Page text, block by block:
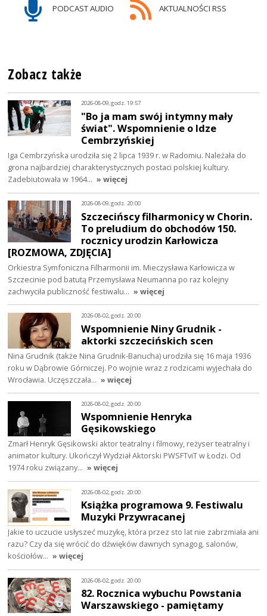
PODCAST AUDIO AKTUALNOŚCI RSS
Zobacz także
2026-08-09, godz. 19:57
"Bo ja mam swój intymny mały
świat". Wspomnienie o Idze
Cembrzyńskiej
Iga Cembrzyńska urodziła się 2 lipca 1939 r. w Radomiu. Należała do
grona najbardziej charakterystycznych postaci polskiej kultury.
Zadebiutowała w 1964… » więcej
2026-08-09, godz. 20:00
Szczecińscy filharmonicy w Chorin.
To preludium do obchodów 150.
rocznicy urodzin Karłowicza
[ROZMOWA, ZDJĘCIA]
Orkiestra Symfoniczna Filharmonii im. Mieczysława Karłowicza w
Szczecinie pod batutą Przemysława Neumanna po raz kolejny
zachwyciła publiczność festiwalu… » więcej
2026-08-02, godz. 20:00
Wspomnienie Niny Grudnik -
aktorki szczecińskich scen
Nina Grudnik (także Nina Grudnik-Banucha) urodziła się 16 maja 1936
roku w Dąbrowie Górniczej. Po wojnie wraz z rodzicami wyjechała do
Wrocławia. Uczęszczała… » więcej
2026-08-02, godz. 20:00
Wspomnienie Henryka
Gęsikowskiego
Zmarł Henryk Gęsikowski aktor teatralny i filmowy, reżyser teatralny i
animator kultury. Ukończył Wydział Aktorski PWSFTviT w Łodzi. Od
1974 roku związany… » więcej
2026-08-02, godz. 20:00
Książka programowa 9. Festiwalu
Muzyki Przywracanej
Jakie to uczucie usłyszeć muzykę, która przez sto lat nie zabrzmiała ani
razu? Czy da się wrócić do dźwięków dawnych synagog, salonów,
kościołów… » więcej
2026-08-02, godz. 20:00
82. Rocznica wybuchu Powstania
Warszawskiego - pamiętamy